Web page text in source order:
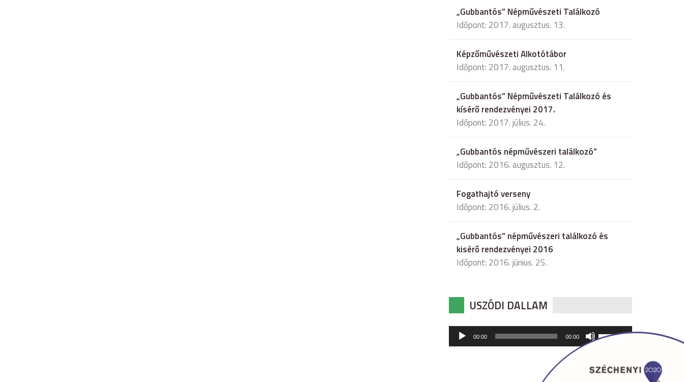
„Gubbantós” Népművészeti Találkozó
Időpont: 2017. augusztus. 13.
Képzőművészeti Alkotótábor
Időpont: 2017. augusztus. 11.
„Gubbantós” Népművészeti Találkozó és
kísérő rendezvényei 2017.
Időpont: 2017. július. 24.
„Gubbantós népművészeri találkozó”
Időpont: 2016. augusztus. 12.
Fogathajtó verseny
Időpont: 2016. július. 2.
„Gubbantós” népművészeri találkozó és
kisérő rendezvényei 2016
Időpont: 2016. június. 25.
USZÓDI DALLAM
Audió
lejátszó
00:00 00:00
hangerő
csökkentéséhez